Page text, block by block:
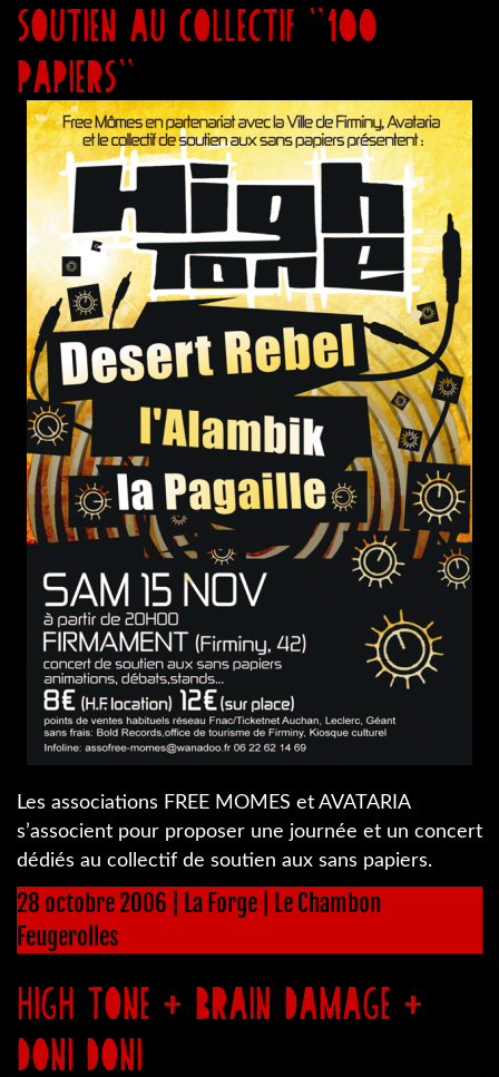
SOUTIEN AU COLLECTIF "100
PAPIERS"
Les associations FREE MOMES et AVATARIA
s’associent pour proposer une journée et un concert
dédiés au collectif de soutien aux sans papiers.
28 octobre 2006 | La Forge | Le Chambon
Feugerolles
HIGH TONE + BRAIN DAMAGE +
DONI DONI